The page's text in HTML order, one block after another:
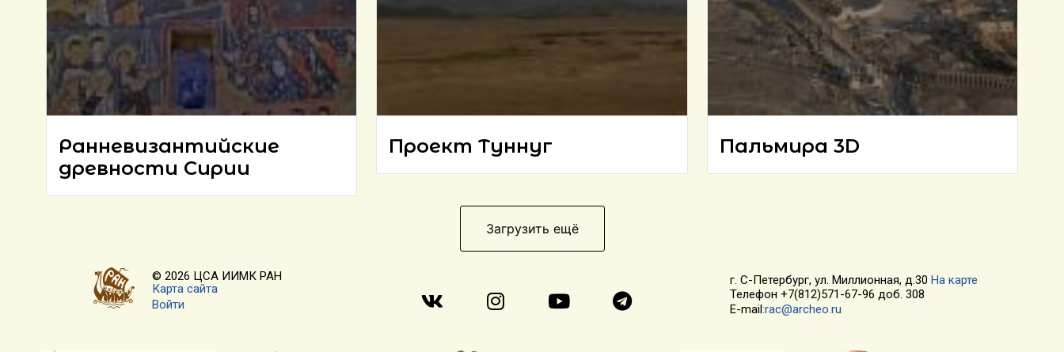
Ранневизантийские
древности Сирии
Проект Туннуг Пальмира 3D
Загрузить ещё
© 2026 ЦСА ИИМК РАН
Карта сайта
Войти
г. С-Петербург, ул. Миллионная, д.30На карте
Телефон +7(812)571-67-96 доб. 308
E-mail:rac@archeo.ru